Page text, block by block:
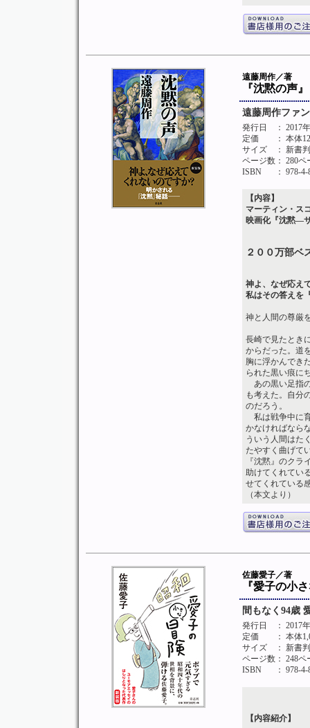
遠藤周作／著
『沈黙の声』
遠藤周作ファ
発行日
： 2017
定価
： 本体
サイズ
： 新書判
ページ数： 280ペ
ISBN
： 978-
【内容】
マーティン・ス
映画化『沈黙―
２００万部ベ
神よ、なぜ応え
私はその答えを
神と人間の尊厳
長崎で見たとき
からだった。道
胸に浮かんでき
られた黒い痕に
あの黒い足指
も考えた。自分
のだろう。
私は戦争中に
かなければなら
ういう人間はた
たやすく曲げて
『沈黙』のク
助けてくれてい
せてくれている
（本文より）
佐藤愛子／著
『愛子の小
間もなく94歳
発行日
： 2017
定価
： 本体
サイズ
： 新書判
ページ数： 248ペ
ISBN
： 978-
【内容紹介】